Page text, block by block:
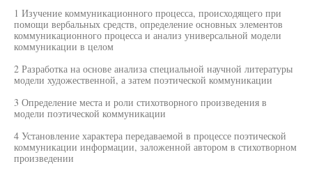
1 Изучение коммуникационного процесса, происходящего при
помощи вербальных средств, определение основных элементов
коммуникационного процесса и анализ универсальной модели
коммуникации в целом
2 Разработка на основе анализа специальной научной литературы
модели художественной, а затем поэтической коммуникации
3 Определение места и роли стихотворного произведения в
модели поэтической коммуникации
4 Установление характера передаваемой в процессе поэтической
коммуникации информации, заложенной автором в стихотворном
произведении